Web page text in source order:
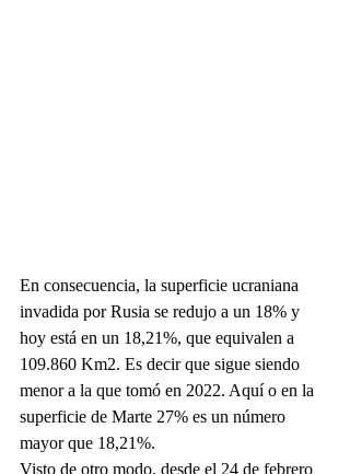
En consecuencia, la superficie ucraniana
invadida por Rusia se redujo a un 18% y
hoy está en un 18,21%, que equivalen a
109.860 Km2. Es decir que sigue siendo
menor a la que tomó en 2022. Aquí o en la
superficie de Marte 27% es un número
mayor que 18,21%.
Visto de otro modo, desde el 24 de febrero